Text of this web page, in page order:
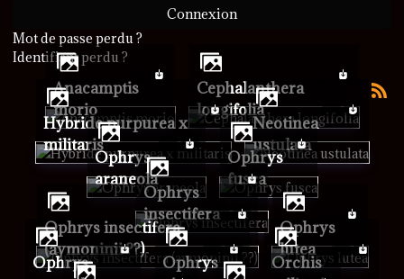
Connexion
Mot de passe perdu ?
Identifiant perdu ?
Anacamptis
morio
Cephalanthera
longifolia
Hybride purpurea x
militaris
Neotinea
ustulata
Ophrys
araneola
Ophrys
fusca
Ophrys
insectifera
Ophrys insectifera
(aymoninii ??)
Ophrys
lutea
Ophrys
Ophrys
Orchis